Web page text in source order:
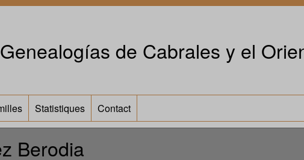
Genealogías de Cabrales y el
Statistiques Contact
Berodia